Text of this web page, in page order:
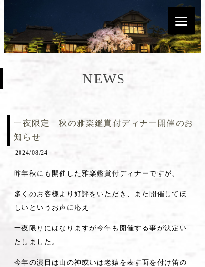
NEWS
一夜限定 秋の雅楽鑑賞付ディナー開催のお
知らせ
2024/08/24
昨年秋にも開催した雅楽鑑賞付ディナーですが、
多くのお客様より好評をいただき、また開催してほ
しいというお声に応え
一夜限りにはなりますが今年も開催する事が決定い
たしました。
今年の演目は山の神或いは老猿を表す面を付け笛の